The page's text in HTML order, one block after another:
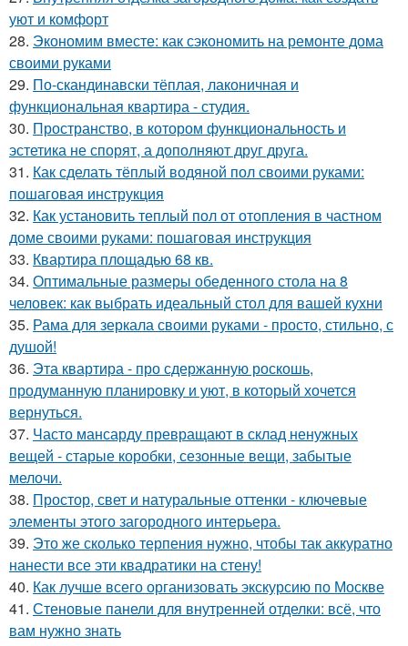
уют и комфорт
28. Экономим вместе: как сэкономить на ремонте дома
своими руками
29. По-скандинавски тёплая, лаконичная и
функциональная квартира - студия.
30. Пространство, в котором функциональность и
эстетика не спорят, а дополняют друг друга.
31. Как сделать тёплый водяной пол своими руками:
пошаговая инструкция
32. Как установить теплый пол от отопления в частном
доме своими руками: пошаговая инструкция
33. Квартира площадью 68 кв.
34. Оптимальные размеры обеденного стола на 8
человек: как выбрать идеальный стол для вашей кухни
35. Рама для зеркала своими руками - просто, стильно, с
душой!
36. Эта квартира - про сдержанную роскошь,
продуманную планировку и уют, в который хочется
вернуться.
37. Часто мансарду превращают в склад ненужных
вещей - старые коробки, сезонные вещи, забытые
мелочи.
38. Простор, свет и натуральные оттенки - ключевые
элементы этого загородного интерьера.
39. Это же сколько терпения нужно, чтобы так аккуратно
нанести все эти квадратики на стену!
40. Как лучше всего организовать экскурсию по Москве
41. Стеновые панели для внутренней отделки: всё, что
вам нужно знать